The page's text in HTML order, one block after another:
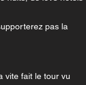
pas la
vite fait le tour vu